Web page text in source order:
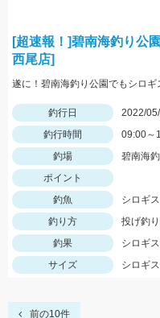
[超速報！]碧南海釣り公
西尾店]
釣行日
2022/
釣行時間
09:00～
釣場
碧南海
ポイント
釣魚
シロギス
釣り方
投げ釣り
釣果
シロギ
サイズ
シロギ
前の10件